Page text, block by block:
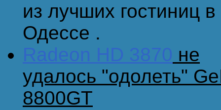
из лучших гостиниц в
Одессе .
Radeon HD 3870 не
удалось "одолеть"
8800GT